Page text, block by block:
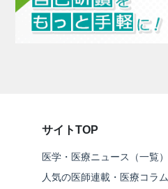
サイトTOP
医学・医療ニュース（一覧）
人気の医師連載・医療コラム